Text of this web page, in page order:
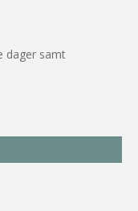
dager samt